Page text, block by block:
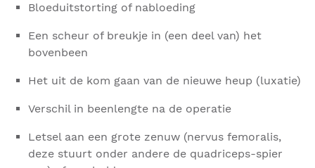
Bloeduitstorting of nabloeding
Een scheur of breukje in (een deel van) het
bovenbeen
Het uit de kom gaan van de nieuwe heup (luxatie)
Verschil in beenlengte na de operatie
Letsel aan een grote zenuw (nervus femoralis,
deze stuurt onder andere de quadriceps-spier